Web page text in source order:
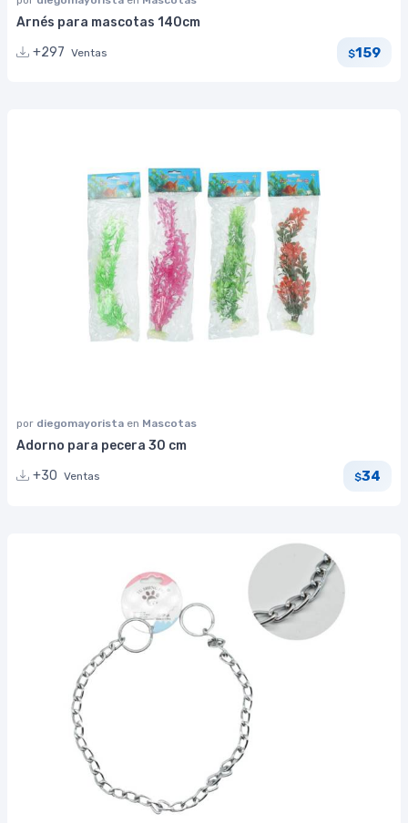
Arnés para mascotas 140cm
+297 Ventas $159
por diegomayorista en Mascotas
Adorno para pecera 30 cm
+30 Ventas $34